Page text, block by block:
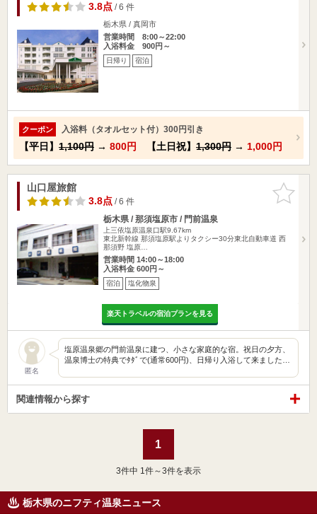
3.8点/ 6 件
栃木県 / 真岡市
営業時間 8:00～22:00
入浴料金 900円～
日帰り 宿泊
クーポン 入浴料（タオルセット付）300円引き
【平日】 1,100円 → 800円 【土日祝】 1,300円 → 1,000円
お気に入
りに追加
山口屋旅館
3.8点/ 6 件
栃木県 / 那須塩原市 / 門前温泉
上三依塩原温泉口駅9.67km
東北新幹線 那須塩原駅よりタクシー30分東北自動車道 西
那須野 塩原…
営業時間 14:00～18:00
入浴料金 600円～
宿泊 塩化物泉
楽天トラベルの宿泊プランを見る
匿名
塩原温泉郷の門前温泉に建つ、小さな家庭的な宿。祝日の夕方、
温泉博士の特典でﾀﾀﾞで(通常600円)、日帰り入浴して来ました…
関連情報から探す
1
3件中 1件～3件を表示
栃木県のニフティ温泉ニュース